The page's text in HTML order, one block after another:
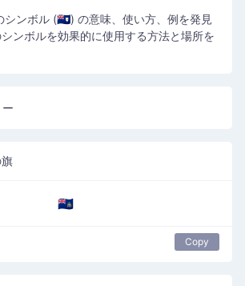
シンボル (🇦🇮) の意味、使い方、例を発見
ンボルを効果的に使用する方法と場所を
ー
🇦🇨
Copy